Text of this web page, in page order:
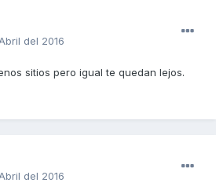
del 2016
sitios pero igual te quedan lejos.
del 2016